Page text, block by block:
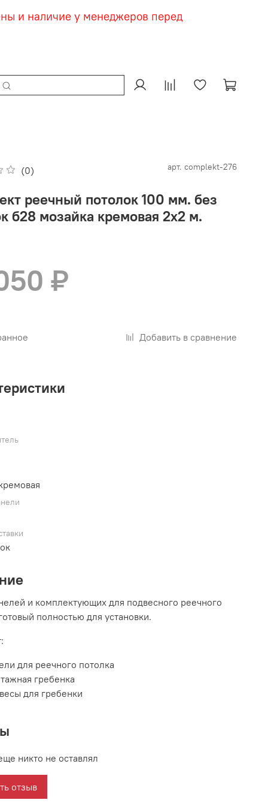
и наличие у менеджеров перед
(0) арт. complekt-276
реечный потолок 100 мм. без
б28 мозайка кремовая 2х2 м.
₽
Добавить в сравнение
и комплектующих для подвесного реечного
полностью для установки.
для реечного потолка
гребенка
для гребенки
никто не оставлял
отзыв